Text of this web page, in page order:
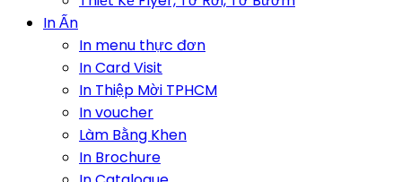
In Ấn
In menu thực đơn
In Card Visit
In Thiệp Mời TPHCM
In voucher
Làm Bằng Khen
In Brochure